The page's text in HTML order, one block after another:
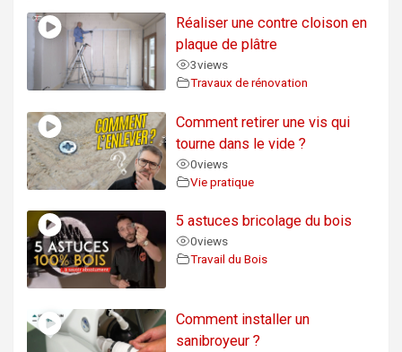
Réaliser une contre cloison en
plaque de plâtre
3views
Travaux de rénovation
Comment retirer une vis qui
tourne dans le vide ?
0views
Vie pratique
5 astuces bricolage du bois
0views
Travail du Bois
Comment installer un
sanibroyeur ?